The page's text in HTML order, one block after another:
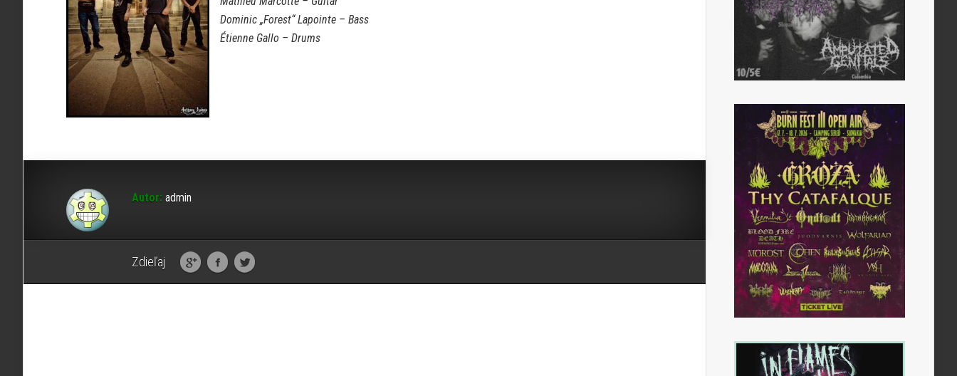
Dominic „Forest“ Lapointe – Bass
Étienne Gallo – Drums
Autor: admin
Zdieľaj